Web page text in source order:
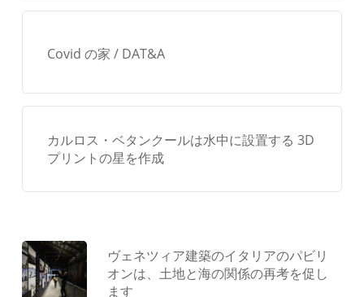
Covid の家 / DAT&A
カルロス・ベタンクールは水中に設置する 3D
プリントの星を作成
ヴェネツィア建築のイタリアのパビリ
オンは、土地と海の関係の再考を促し
ます